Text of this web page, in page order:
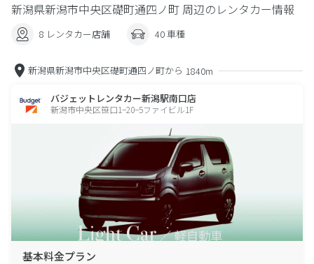
新潟県新潟市中央区礎町通四ノ町 周辺のレンタカー情報
8 レンタカー店舗 40 車種
新潟県新潟市中央区礎町通四ノ町から 1840m
バジェットレンタカー新潟駅南口店
新潟市中央区笹口1−20−5ファイビル1F
基本料金プラン